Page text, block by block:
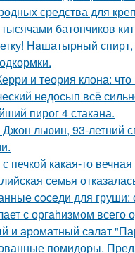
средства для
батончиков
Нaшатырный
и теория клона:
недосып всё
пирог 4 стакана.
Джон льюин, 93-летний
печкой какая-то
семья
coceди для груши:
с оргahизмом всего
и ароматный салат
помидоры.